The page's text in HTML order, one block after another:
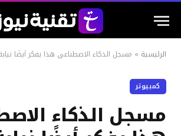
الرئيسية » مسجل الذكاء الاصطناعي هذا يفكر أيضًا نيابة عن المستخدمين
كمبيوتر
مسجل الذكاء